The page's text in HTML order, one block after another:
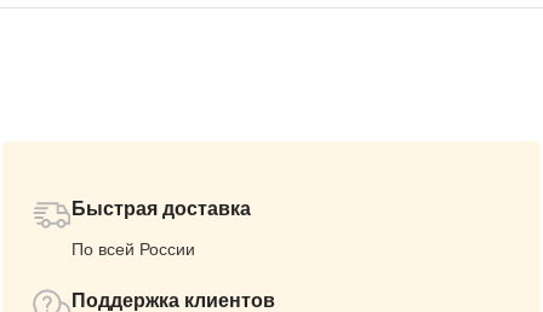
Быстрая доставка
По всей России
Поддержка клиентов